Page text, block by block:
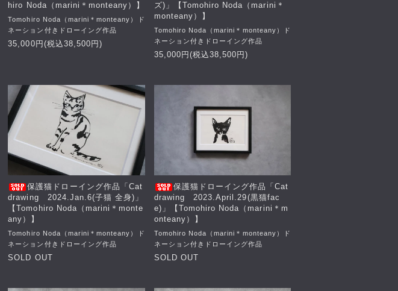
hiro Noda（marini＊monteany）】
Tomohiro Noda（marini＊monteany）ド
ネーション付きドローイング作品
35,000円(税込38,500円)
ズ)」【Tomohiro Noda（marini＊
monteany）】
Tomohiro Noda（marini＊monteany）ド
ネーション付きドローイング作品
35,000円(税込38,500円)
保護猫ドローイング作品「Cat
drawing 2024.Jan.6(子猫 全身)」
【Tomohiro Noda（marini＊monte
any）】
Tomohiro Noda（marini＊monteany）ド
ネーション付きドローイング作品
SOLD OUT
保護猫ドローイング作品「Cat
drawing 2023.April.29(黒猫fac
e)」【Tomohiro Noda（marini＊m
onteany）】
Tomohiro Noda（marini＊monteany）ド
ネーション付きドローイング作品
SOLD OUT